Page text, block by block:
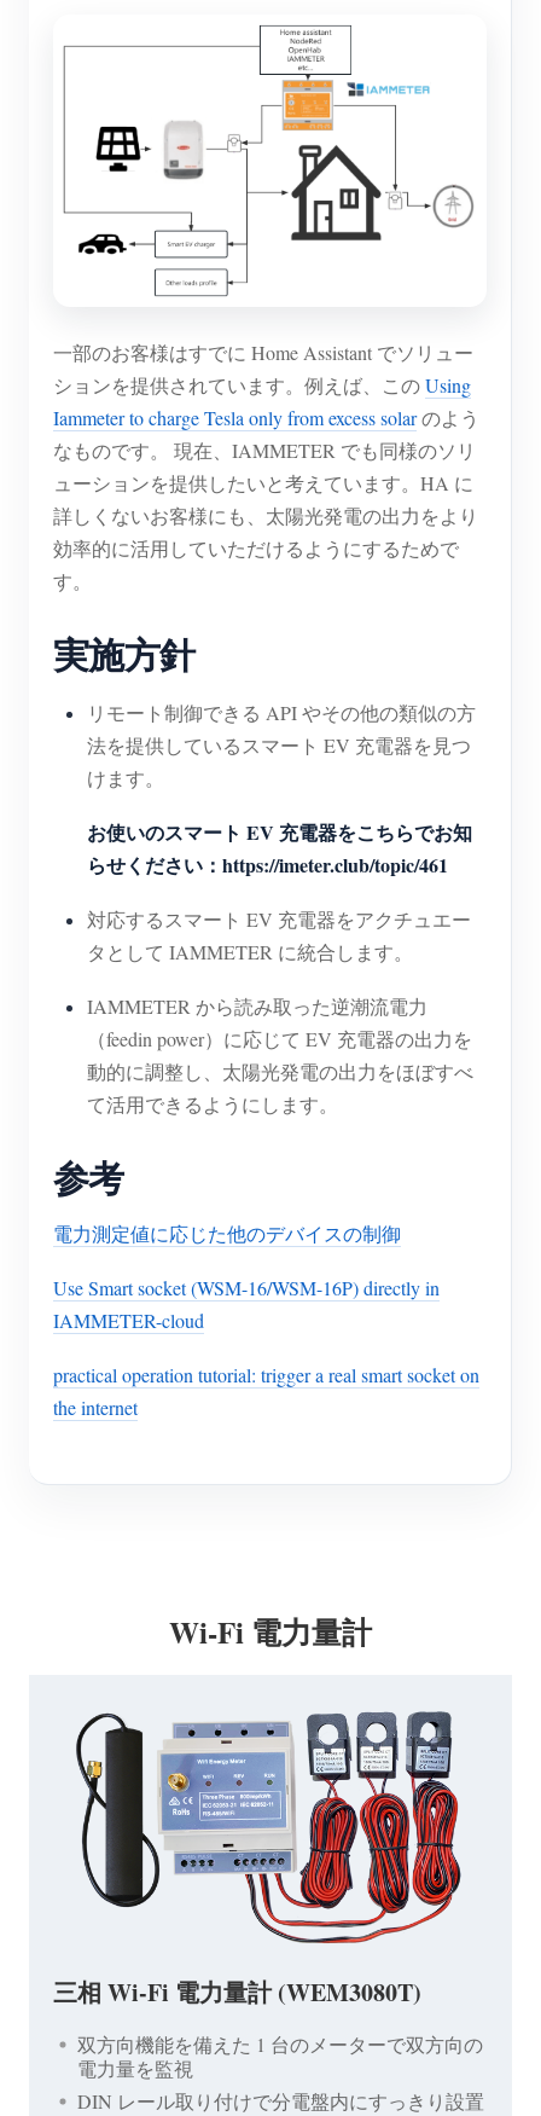
サイトを探す
一部のお客様はすでに Home Assistant でソリュー
ションを提供されています。例えば、このUsing
Iammeter to charge Tesla only from excess solarのよう
なものです。 現在、IAMMETER でも同様のソリ
ューションを提供したいと考えています。HA に
詳しくないお客様にも、太陽光発電の出力をより
効率的に活用していただけるようにするためで
す。
実施方針
リモート制御できる API やその他の類似の方
法を提供しているスマート EV 充電器を見つ
けます。
お使いのスマート EV 充電器をこちらでお知
らせください：https://imeter.club/topic/461
対応するスマート EV 充電器をアクチュエー
タとして IAMMETER に統合します。
IAMMETER から読み取った逆潮流電力
（feedin power）に応じて EV 充電器の出力を
動的に調整し、太陽光発電の出力をほぼすべ
て活用できるようにします。
参考
電力測定値に応じた他のデバイスの制御
Use Smart socket (WSM-16/WSM-16P) directly in
IAMMETER-cloud
practical operation tutorial: trigger a real smart socket on
the internet
Wi-Fi 電力量計
三相 Wi-Fi 電力量計 (WEM3080T)
双方向機能を備えた 1 台のメーターで双方向の
電力量を監視
DIN レール取り付けで分電盤内にすっきり設置